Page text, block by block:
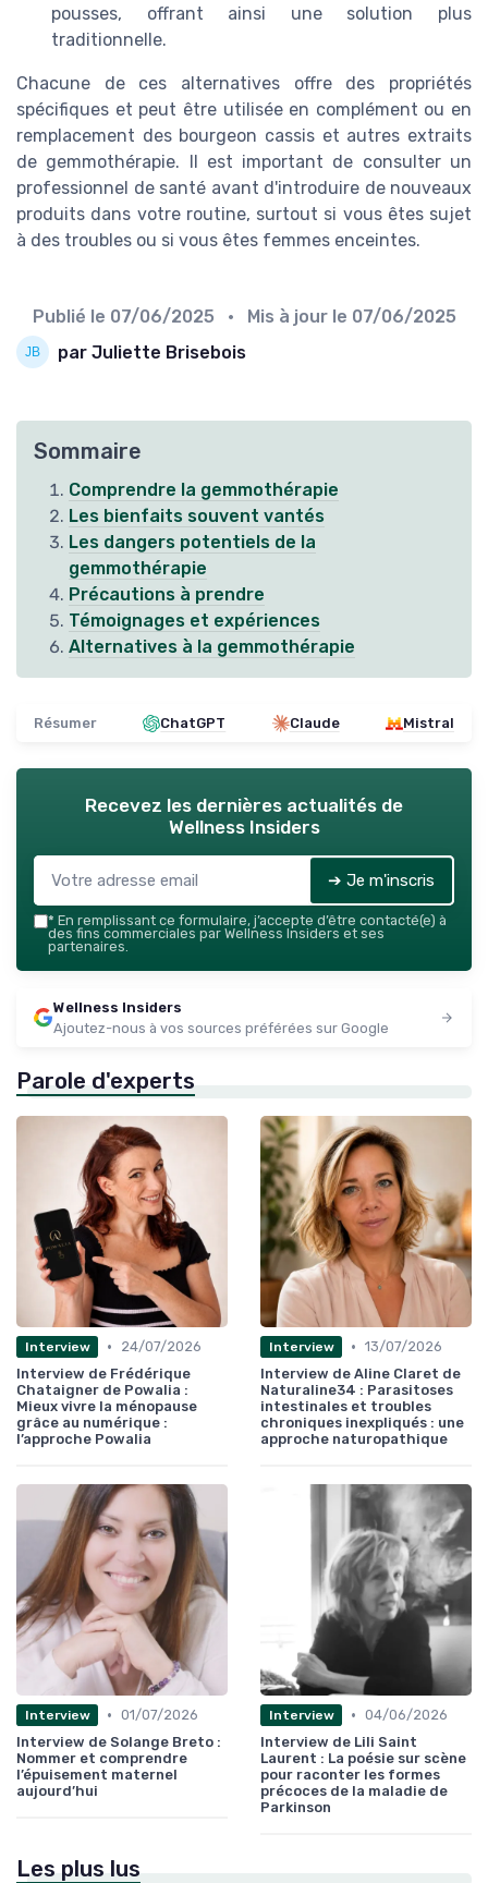
pousses, offrant ainsi une solution plus
traditionnelle.
Chacune de ces alternatives offre des propriétés
spécifiques et peut être utilisée en complément ou en
remplacement des bourgeon cassis et autres extraits
de gemmothérapie. Il est important de consulter un
professionnel de santé avant d'introduire de nouveaux
produits dans votre routine, surtout si vous êtes sujet
à des troubles ou si vous êtes femmes enceintes.
Publié le 07/06/2025 • Mis à jour le 07/06/2025
par Juliette Brisebois
Sommaire
Comprendre la gemmothérapie
Les bienfaits souvent vantés
Les dangers potentiels de la
gemmothérapie
Précautions à prendre
Témoignages et expériences
Alternatives à la gemmothérapie
Résumer ChatGPT Claude Mistral
Recevez les dernières actualités de
Wellness Insiders
➔ Je m'inscris
* En remplissant ce formulaire, j’accepte d’être contacté(e) à
des fins commerciales par Wellness Insiders et ses
partenaires.
Wellness Insiders
Ajoutez-nous à vos sources préférées sur Google
Parole d'experts
Interview •
24/07/2026
Interview de Frédérique
Chataigner de Powalia :
Mieux vivre la ménopause
grâce au numérique :
l’approche Powalia
Interview • 13/07/2026
Interview de Aline Claret de
Naturaline34 : Parasitoses
intestinales et troubles
chroniques inexpliqués : une
approche naturopathique
Interview • 01/07/2026
Interview de Solange Breto :
Nommer et comprendre
l’épuisement maternel
aujourd’hui
Interview • 04/06/2026
Interview de Lili Saint
Laurent : La poésie sur scène
pour raconter les formes
précoces de la maladie de
Parkinson
Les plus lus